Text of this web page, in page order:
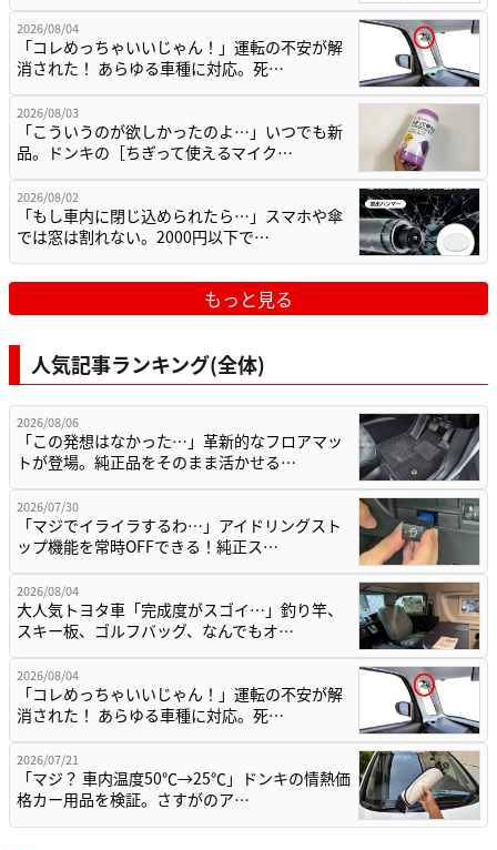
2026/08/04
「コレめっちゃいいじゃん！」運転の不安が解
消された！ あらゆる車種に対応。死…
2026/08/03
「こういうのが欲しかったのよ…」いつでも新
品。ドンキの［ちぎって使えるマイク…
2026/08/02
「もし車内に閉じ込められたら…」スマホや傘
では窓は割れない。2000円以下で…
もっと見る
人気記事ランキング(全体)
2026/08/06
「この発想はなかった…」革新的なフロアマッ
トが登場。純正品をそのまま活かせる…
2026/07/30
「マジでイライラするわ…」アイドリングスト
ップ機能を常時OFFできる！純正ス…
2026/08/04
大人気トヨタ車「完成度がスゴイ…」釣り竿、
スキー板、ゴルフバッグ、なんでもオ…
2026/08/04
「コレめっちゃいいじゃん！」運転の不安が解
消された！ あらゆる車種に対応。死…
2026/07/21
「マジ？ 車内温度50℃→25℃」ドンキの情熱価
格カー用品を検証。さすがのア…